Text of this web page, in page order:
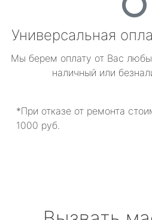
Универсальная
Мы берем оплату от Вас
наличный или
*При отказе от ремонта
1000 руб.